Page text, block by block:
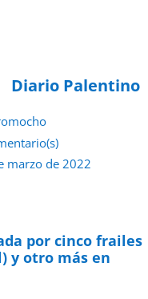
Diario Palentino
marzo de 2022
por cinco frailes
y otro más en